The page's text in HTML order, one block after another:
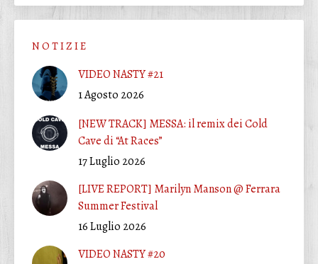
N O T I Z I E
VIDEO NASTY #21
1 Agosto 2026
[NEW TRACK] MESSA: il remix dei Cold
Cave di “At Races”
17 Luglio 2026
[LIVE REPORT] Marilyn Manson @ Ferrara
Summer Festival
16 Luglio 2026
VIDEO NASTY #20